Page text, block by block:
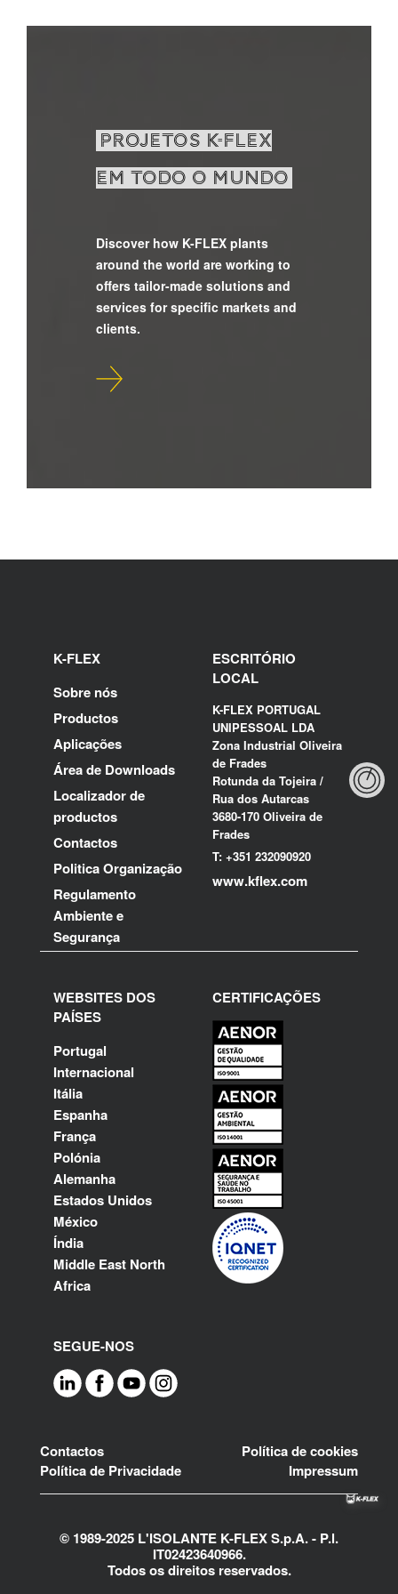
Projetos K-FLEX
em todo o mundo
Discover how K-FLEX plants
around the world are working to
offers tailor-made solutions and
services for specific markets and
clients.
K-FLEX
Sobre nós
Productos
Aplicações
Área de Downloads
Localizador de
productos
Contactos
Politica Organização
Regulamento
Ambiente e
Segurança
ESCRITÓRIO
LOCAL
K-FLEX PORTUGAL
UNIPESSOAL LDA
Zona Industrial Oliveira
de Frades
Rotunda da Tojeira /
Rua dos Autarcas
3680-170 Oliveira de
Frades
T: +351 232090920
www.kflex.com
WEBSITES DOS
PAÍSES
Portugal
Internacional
Itália
Espanha
França
Polónia
Alemanha
Estados Unidos
México
Índia
Middle East North
Africa
CERTIFICAÇÕES
SEGUE-NOS
Footer
Contactos
Política de cookies
Política de Privacidade
Impressum
© 1989-2025 L'ISOLANTE K-FLEX S.p.A. - P.l.
IT02423640966.
Todos os direitos reservados.